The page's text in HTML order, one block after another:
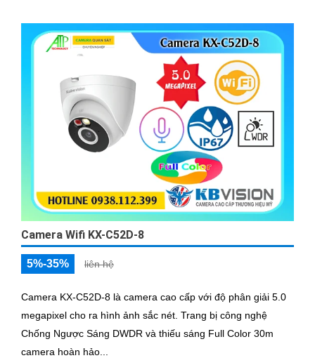
Camera Wifi KX-C52D-8
5%-35% liên hệ
Camera KX-C52D-8 là camera cao cấp với độ phân giải 5.0
megapixel cho ra hình ảnh sắc nét. Trang bị công nghệ
Chống Ngược Sáng DWDR và thiếu sáng Full Color 30m
camera hoàn hảo...